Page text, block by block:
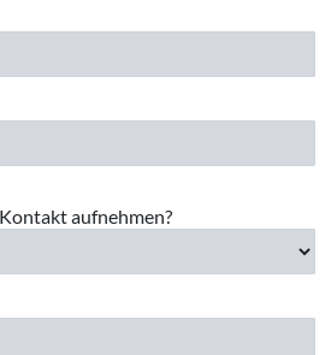
aufnehmen?